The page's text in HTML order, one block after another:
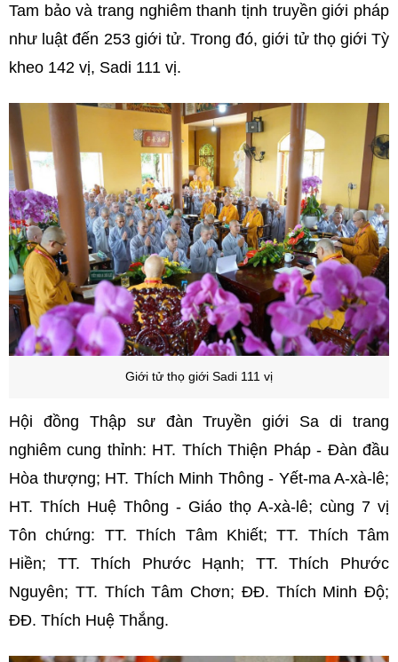
Tam bảo và trang nghiêm thanh tịnh truyền giới pháp
như luật đến 253 giới tử. Trong đó, giới tử thọ giới Tỳ
kheo 142 vị, Sadi 111 vị.
Giới tử thọ giới Sadi 111 vị
Hội đồng Thập sư đàn Truyền giới Sa di trang
nghiêm cung thỉnh: HT. Thích Thiện Pháp - Đàn đầu
Hòa thượng; HT. Thích Minh Thông - Yết-ma A-xà-lê;
HT. Thích Huệ Thông - Giáo thọ A-xà-lê; cùng 7 vị
Tôn chứng: TT. Thích Tâm Khiết; TT. Thích Tâm
Hiền; TT. Thích Phước Hạnh; TT. Thích Phước
Nguyên; TT. Thích Tâm Chơn; ĐĐ. Thích Minh Độ;
ĐĐ. Thích Huệ Thắng.